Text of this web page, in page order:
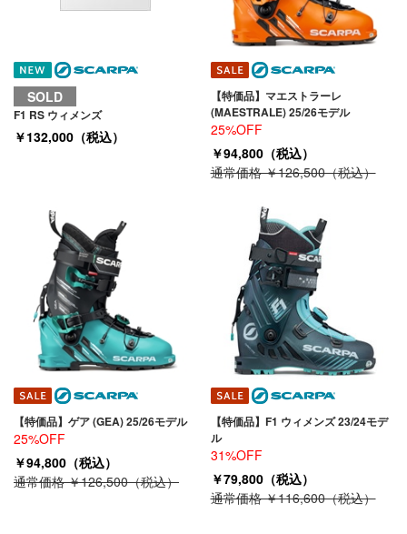
SOLD
F1 RS ウィメンズ
￥132,000（税込）
【特価品】マエストラーレ
(MAESTRALE) 25/26モデル
25%OFF
￥94,800（税込）
通常価格 ￥126,500（税込）
【特価品】ゲア (GEA) 25/26モデル
25%OFF
￥94,800（税込）
通常価格 ￥126,500（税込）
【特価品】F1 ウィメンズ 23/24モデ
ル
31%OFF
￥79,800（税込）
通常価格 ￥116,600（税込）